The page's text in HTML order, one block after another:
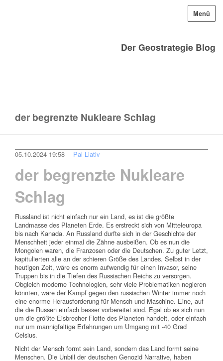
Der Geostrategie Blog
Menü
der begrenzte Nukleare Schlag
05.10.2024 19:58 Pal Liativ
der begrenzte Nukleare
Schlag
Russland ist nicht einfach nur ein Land, es ist die größte
Landmasse des Planeten Erde. Es erstreckt sich von Mitteleuropa
bis nach Kanada. An Russland durfte sich in der Geschichte der
Menschheit jeder einmal die Zähne ausbeißen. Ob es nun die
Mongolen waren, die Franzosen oder die Deutschen. Zu guter Letzt,
kapitulierten alle an der schieren Größe des Landes. Selbst in der
heutigen Zeit, wäre es enorm aufwendig für einen Invasor, seine
Truppen bis in die Tiefen des Russischen Reichs zu versorgen.
Obgleich moderne Technologien, sehr viele Problematiken negieren
könnten, wäre der Kampf gegen den russischen Winter immer noch
eine enorme Herausforderung für Mensch und Maschine. Eine, auf
die die Russen einfach besser vorbereitet sind. Egal ob es sich nun
um die größte Eisbrecher Flotte des Planeten handelt, oder einfach
nur um mannigfaltige Erfahrungen um Umgang mit -40 Grad
Celsius.
Nicht der Mensch formt sein Land, sondern das Land formt seine
Menschen. Die Unbill der deutschen Genozid Narrative, haben